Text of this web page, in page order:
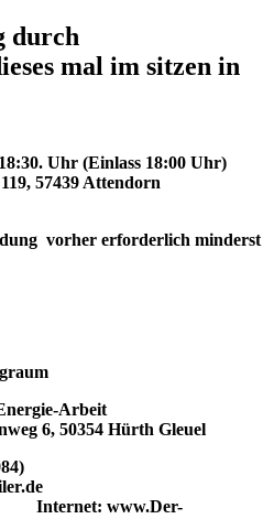
durch
mal im sitzen in
Uhr (Einlass 18:00 Uhr)
57439 Attendorn
vorher erforderlich minderst
Arbeit
6, 50354 Hürth Gleuel